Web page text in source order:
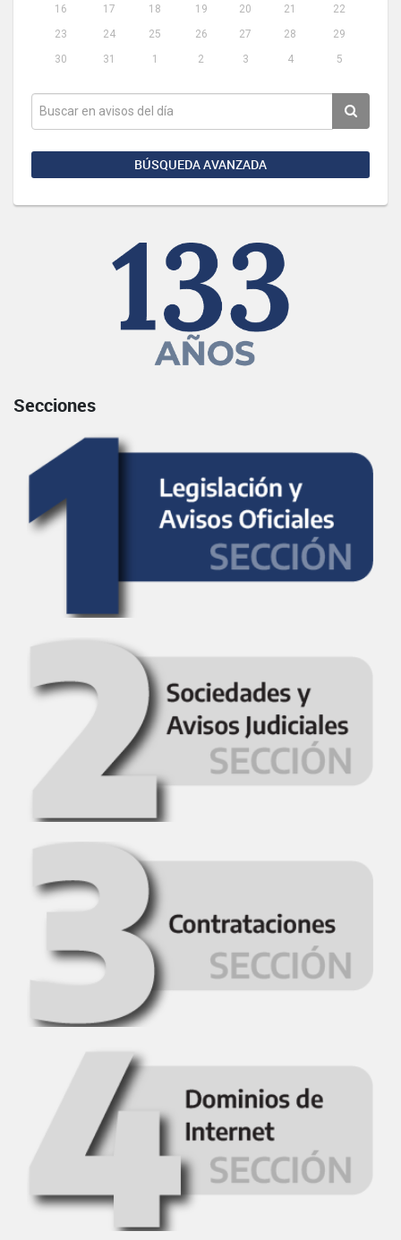
16
17 18 19 20 21
22
23
24 25 26 27 28
29
30
31 1 2 3 4 5
BÚSQUEDA AVANZADA
Secciones